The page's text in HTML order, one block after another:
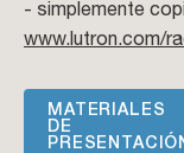
- simplemente
www.lutron.com/
MATERIALES
DE